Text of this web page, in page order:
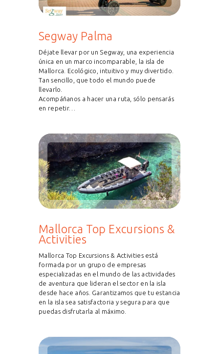
Segway Palma
Déjate llevar por un Segway, una experiencia
única en un marco incomparable, la isla de
Mallorca. Ecológico, intuitivo y muy divertido.
Tan sencillo, que todo el mundo puede
llevarlo.
Acompáñanos a hacer una ruta, sólo pensarás
en repetir…
Mallorca Top Excursions &
Activities
Mallorca Top Excursions & Activities está
formada por un grupo de empresas
especializadas en el mundo de las actividades
de aventura que lideran el sector en la isla
desde hace años. Garantizamos que tu estancia
en la isla sea satisfactoria y segura para que
puedas disfrutarla al máximo.